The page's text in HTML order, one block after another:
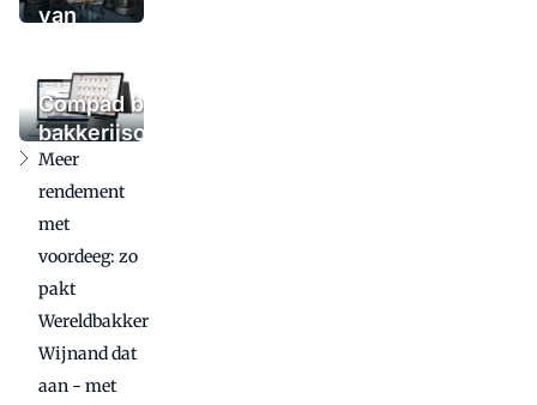
van
verruilt
bakkerij
voor
Brood
Atelier
bij
cateraar
Compad breidt
bakkerijsoftware
uit met nieuw
kassasysteem:
16 kassa's
geplaatst
Meer
rendement
met
voordeeg: zo
pakt
Wereldbakker
Wijnand dat
aan - met